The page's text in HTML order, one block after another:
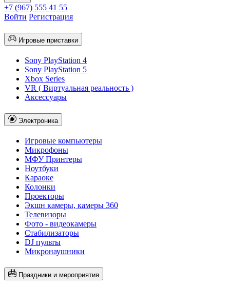
+7 (967) 555 41 55
Войти Регистрация
Игровые приставки
Sony PlayStation 4
Sony PlayStation 5
Xbox Series
VR ( Виртуальная реальность )
Аксессуары
Электроника
Игровые компьютеры
Микрофоны
МФУ Принтеры
Ноутбуки
Караоке
Колонки
Проекторы
Экшн камеры, камеры 360
Телевизоры
Фото - видеокамеры
Стабилизаторы
DJ пульты
Микронаушники
Праздники и мероприятия